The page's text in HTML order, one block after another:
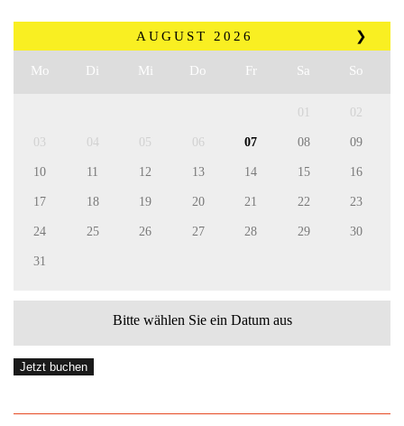
❯
AUGUST 2026
Mo Di Mi Do Fr Sa So
01 02
03 04 05 06 07 08 09
10 11 12 13 14 15 16
17 18 19 20 21 22 23
24 25 26 27 28 29 30
31
Bitte wählen Sie ein Datum aus
Jetzt buchen